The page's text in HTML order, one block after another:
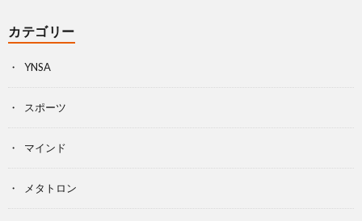
カテゴリー
YNSA
スポーツ
マインド
メタトロン